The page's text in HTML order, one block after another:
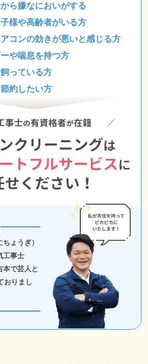
ら嫌なにおいがする
様や高齢者がいる方
コンの効きが悪いと感じる方
や喘息を持つ方
っている方
約したい方
ょうぎ）
工事士
本で芸人と
おりまし